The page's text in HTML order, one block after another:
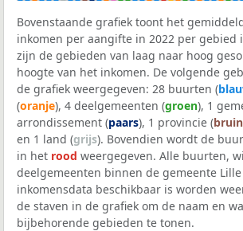
Bovenstaande grafiek toont het
inkomen per aangifte in 2022 per gebied
zijn de gebieden van laag naar hoog
hoogte van het inkomen. De volgende
de grafiek weergegeven: 28 buurten (
(oranje), 4 deelgemeenten (groen), 1
arrondissement (paars), 1 provincie (bruin
en 1 land (grijs). Bovendien wordt de
in het rood weergegeven. Alle buurten,
deelgemeenten binnen de gemeente
inkomensdata beschikbaar is worden
de staven in de grafiek om de naam en
bijbehorende gebieden te tonen.